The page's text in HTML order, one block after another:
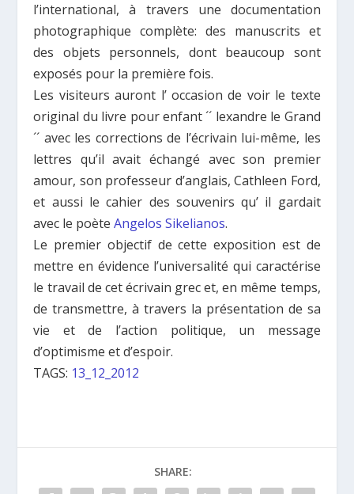
l’international, à travers une documentation
photographique complète: des manuscrits et
des objets personnels, dont beaucoup sont
exposés pour la première fois.
Les visiteurs auront l’ occasion de voir le texte
original du livre pour enfant ´´ lexandre le Grand
´´ avec les corrections de l’écrivain lui-même, les
lettres qu’il avait échangé avec son premier
amour, son professeur d’anglais, Cathleen Ford,
et aussi le cahier des souvenirs qu’ il gardait
avec le poèteAngelos Sikelianos.
Le premier objectif de cette exposition est de
mettre en évidence l’universalité qui caractérise
le travail de cet écrivain grec et, en même temps,
de transmettre, à travers la présentation de sa
vie et de l’action politique, un message
d’optimisme et d’espoir.
TAGS: 13_12_2012
SHARE: